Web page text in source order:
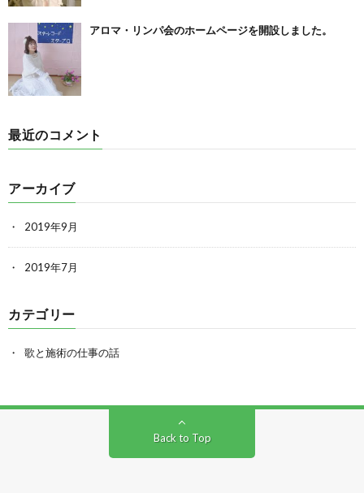
アロマ・リンパ会のホームページを開設しました。
最近のコメント
アーカイブ
2019年9月
2019年7月
カテゴリー
歌と施術の仕事の話
Back to Top